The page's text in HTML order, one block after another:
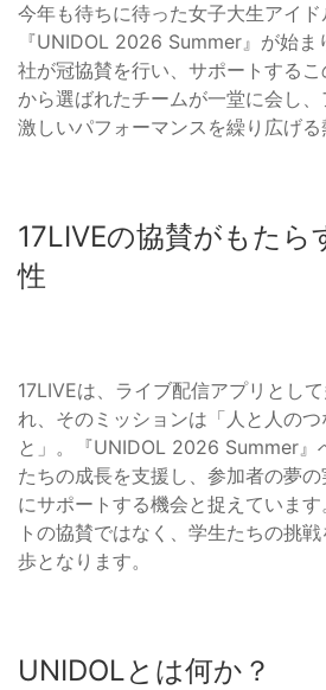
今年も待ちに待った女子大生アイ
『UNIDOL 2026 Summer』が始ま
社が冠協賛を行い、サポートする
から選ばれたチームが一堂に会し
激しいパフォーマンスを繰り広げる
17LIVEの協賛がもたら
性
17LIVEは、ライブ配信アプリとし
れ、そのミッションは「人と人の
と」。『UNIDOL 2026 Summer』
たちの成長を支援し、参加者の夢
にサポートする機会と捉えていま
トの協賛ではなく、学生たちの挑
歩となります。
UNIDOLとは何か？